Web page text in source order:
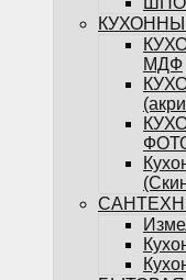
СИСТЕМЫ
МДФ